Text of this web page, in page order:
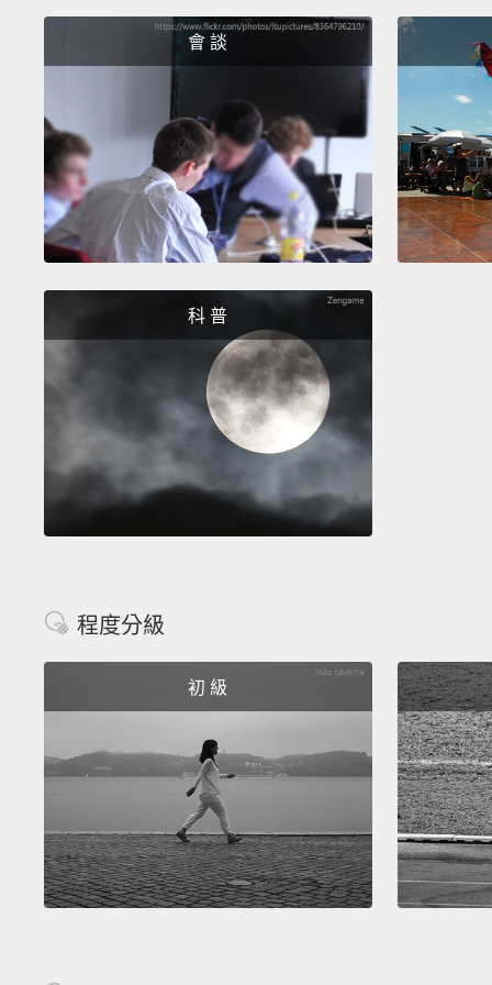
會 談
科 普
程度分級
初 級